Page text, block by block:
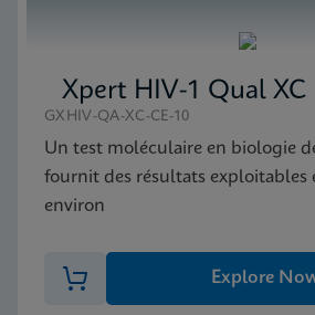
Xpert HIV-1 Qual XC
GXHIV-QA-XC-CE-10
Un test moléculaire en biologie
fournit des résultats exploitables
environ
Explore